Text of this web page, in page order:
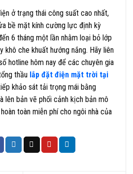
ở trạng thái công suất cao nhất,
bề mặt kính cường lực định kỳ
6 tháng một lần nhằm loại bỏ lớp
khô che khuất hướng nắng. Hãy liên
hotline hôm nay để các chuyên gia
thầu lắp đặt điện mặt trời tại
khảo sát tải trọng mái bằng
lên bản vẽ phối cảnh kịch bản mô
toàn miễn phí cho ngôi nhà của